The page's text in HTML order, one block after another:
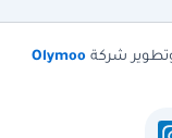
Olymoo